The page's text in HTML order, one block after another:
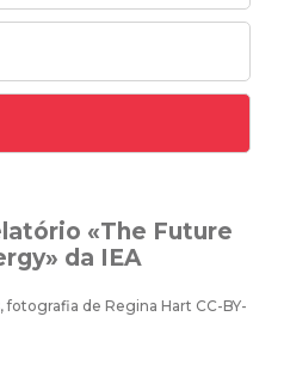
«The Future
da IEA